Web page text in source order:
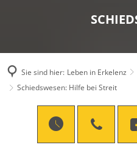
Sie sind hier: Leben in Erkelenz
Schiedswesen: Hilfe bei Streit